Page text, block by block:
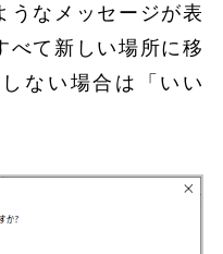
うなメッセージが表
べて新しい場所に移
ない場合は「いい